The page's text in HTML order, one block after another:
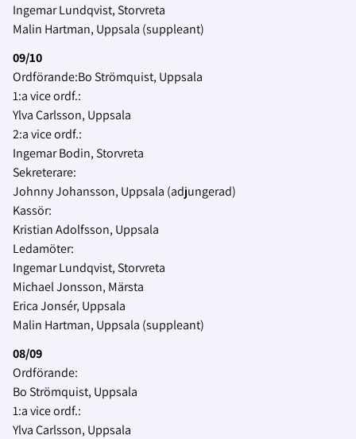
Ingemar Lundqvist, Storvreta
Malin Hartman, Uppsala (suppleant)
09/10
Ordförande:Bo Strömquist, Uppsala
1:a vice ordf.:
Ylva Carlsson, Uppsala
2:a vice ordf.:
Ingemar Bodin, Storvreta
Sekreterare:
Johnny Johansson, Uppsala (adjungerad)
Kassör:
Kristian Adolfsson, Uppsala
Ledamöter:
Ingemar Lundqvist, Storvreta
Michael Jonsson, Märsta
Erica Jonsér, Uppsala
Malin Hartman, Uppsala (suppleant)
08/09
Ordförande:
Bo Strömquist, Uppsala
1:a vice ordf.:
Ylva Carlsson, Uppsala